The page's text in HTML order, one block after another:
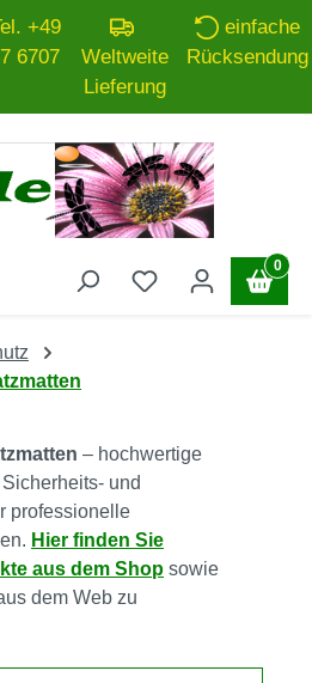
+49
6707
Weltweite
Lieferung
einfache
Rücksendung
0
– hochwertige
und
professionelle
Hier finden Sie
aus dem Shop sowie
dem Web zu